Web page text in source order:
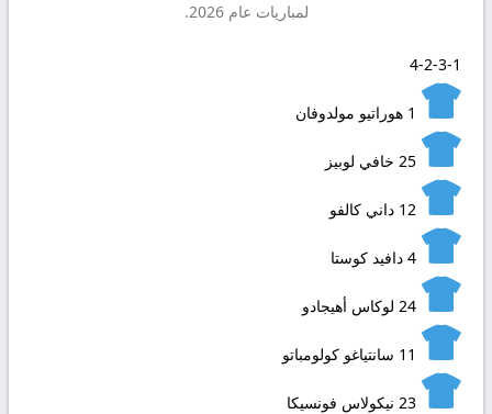
لمباريات عام 2026.
4-2-3-1
1 هوراتيو مولدوفان
25 خافي لوبيز
12 داني كالفو
4 دافيد كوستا
24 لوكاس أهيجادو
11 سانتياغو كولومباتو
23 نيكولاس فونسيكا